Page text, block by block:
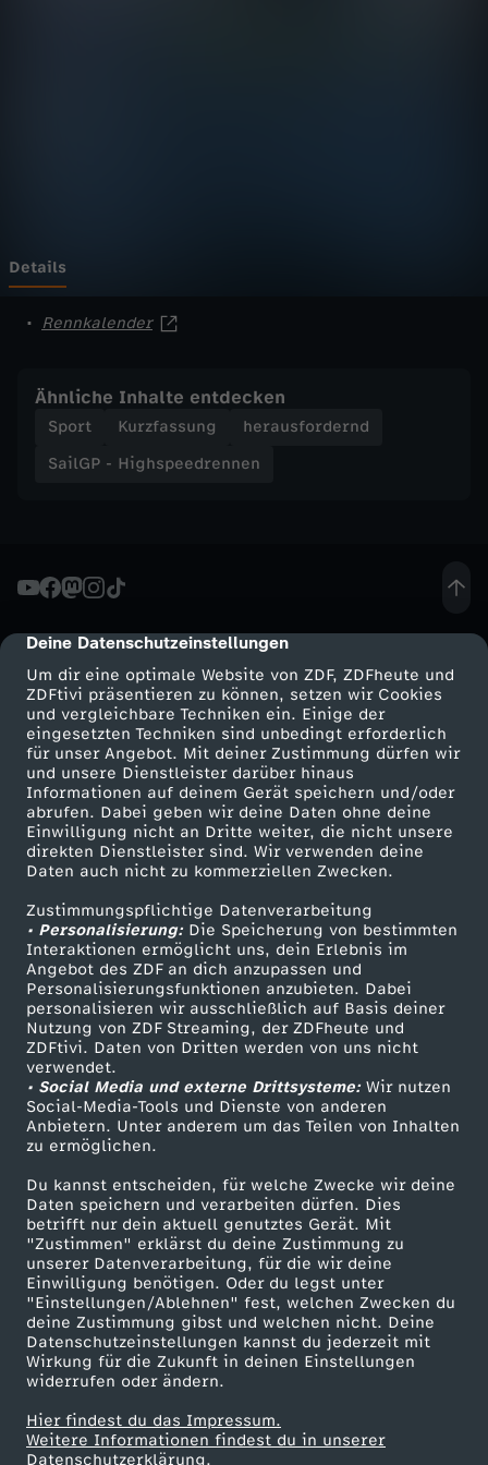
cmp-dialog-description
Deine Datenschutzeinstellungen
Um dir eine optimale Website von ZDF, ZDFheute und
ZDFtivi präsentieren zu können, setzen wir Cookies
und vergleichbare Techniken ein. Einige der
eingesetzten Techniken sind unbedingt erforderlich
für unser Angebot. Mit deiner Zustimmung dürfen wir
und unsere Dienstleister darüber hinaus
Informationen auf deinem Gerät speichern und/oder
abrufen. Dabei geben wir deine Daten ohne deine
Einwilligung nicht an Dritte weiter, die nicht unsere
direkten Dienstleister sind. Wir verwenden deine
Daten auch nicht zu kommerziellen Zwecken.
Zustimmungspflichtige Datenverarbeitung
• Personalisierung:Die Speicherung von bestimmten
Interaktionen ermöglicht uns, dein Erlebnis im
Angebot des ZDF an dich anzupassen und
Personalisierungsfunktionen anzubieten. Dabei
personalisieren wir ausschließlich auf Basis deiner
Nutzung von ZDF Streaming, der ZDFheute und
ZDFtivi. Daten von Dritten werden von uns nicht
verwendet.
• Social Media und externe Drittsysteme:Wir nutzen
Social-Media-Tools und Dienste von anderen
Anbietern. Unter anderem um das Teilen von Inhalten
zu ermöglichen.
Du kannst entscheiden, für welche Zwecke wir deine
Daten speichern und verarbeiten dürfen. Dies
betrifft nur dein aktuell genutztes Gerät. Mit
"Zustimmen" erklärst du deine Zustimmung zu
unserer Datenverarbeitung, für die wir deine
Einwilligung benötigen. Oder du legst unter
"Einstellungen/Ablehnen" fest, welchen Zwecken du
deine Zustimmung gibst und welchen nicht. Deine
Datenschutzeinstellungen kannst du jederzeit mit
Wirkung für die Zukunft in deinen Einstellungen
widerrufen oder ändern.
Hier findest du das Impressum.
Weitere Informationen findest du in unserer
Datenschutzerklärung.
p
e
d
r
n
n
e
n
-
D
e
u
t
s
c
h
e
r
S
i
e
Details
Rennkalender
Ähnliche Inhalte entdecken
Sport Kurzfassung
herausfordernd
SailGP - Highspeedrennen
Mehr ZDF
ZDF-Apps
Smart TV
ZDFtext
Livestreams
Sendungen A-Z
TV-Programm
Service
ZDFmitreden
Kontakt zum ZDF
Tickets
Zuschauerservice
Hilfe
ZDF Unternehmen
Karriere
ZDF goes Schule
Werbefernsehen
Mainzelmännchen
Partner